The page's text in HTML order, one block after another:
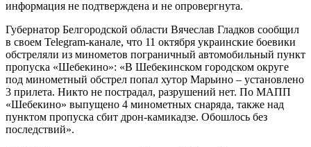
информация не подтверждена и не опровергнута.
Губернатор Белгородской области Вячеслав Гладков сообщил
в своем Telegram-канале, что 11 октября украинские боевики
обстреляли из минометов пограничный автомобильный пункт
пропуска «Шебекино»: «В Шебекинском городском округе
под минометный обстрел попал хутор Марьино – установлено
3 прилета. Никто не пострадал, разрушений нет. По МАПП
«Шебекино» выпущено 4 минометных снаряда, также над
пунктом пропуска сбит дрон-камикадзе. Обошлось без
последствий».